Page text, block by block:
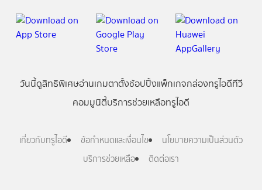
วันนี้ดูสิทธิพิเศษอ่านเกมตาตั้งช้อปปิ้งแพ็กเกจกล่องทรูไอดีทีวี
คอมมูนิตี้บริการช่วยเหลือทรูไอดี
เกี่ยวกับทรูไอดี ข้อกำหนดและเงื่อนไข
นโยบายความเป็นส่วนตัว
บริการช่วยเหลือ
ติดต่อเรา